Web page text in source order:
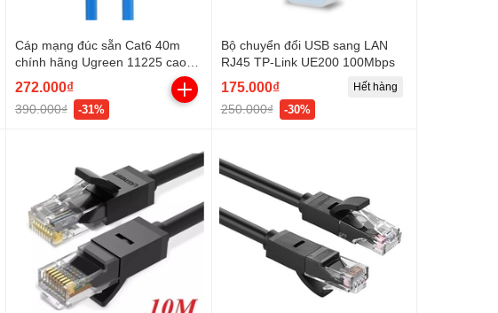
Cáp mạng đúc sẵn Cat6 40m
chính hãng Ugreen 11225 cao
cấp
272.000₫
390.000₫ -31%
Bộ chuyển đổi USB sang LAN
RJ45 TP-Link UE200 100Mbps
175.000₫
250.000₫ -30%
Hết hàng